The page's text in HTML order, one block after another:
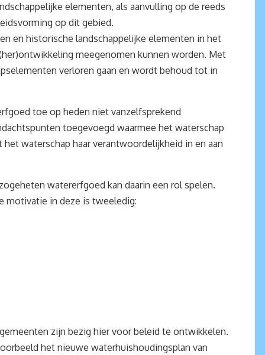
elementen, als aanvulling op de reeds
op dit gebied.
en historische landschappelijke elementen in het
meegenomen kunnen worden. Met
verloren gaan en wordt behoud tot in
toe op heden niet vanzelfsprekend
toegevoegd waarmee het waterschap
waterschap haar verantwoordelijkheid in en aan
watererfgoed kan daarin een rol spelen.
motivatie in deze is tweeledig:
zijn bezig hier voor beleid te ontwikkelen.
het nieuwe waterhuishoudingsplan van